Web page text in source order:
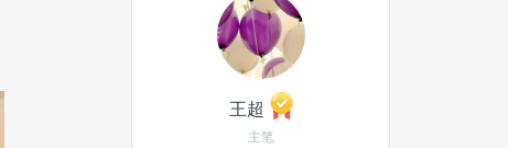
王超
主笔